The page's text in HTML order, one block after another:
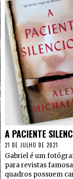
A PACIENTE
21 DE JULHO DE 2021
Gabriel é um
para revistas
quadros possuem